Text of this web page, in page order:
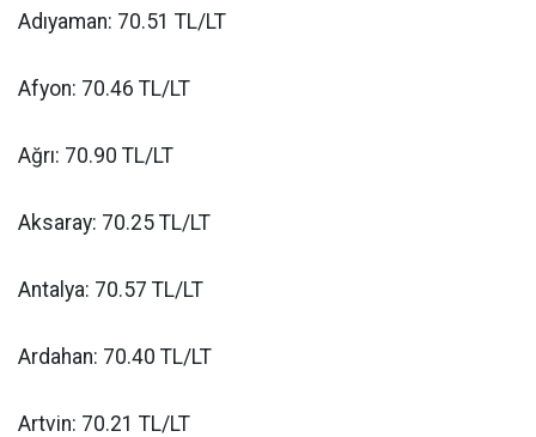
Adıyaman: 70.51 TL/LT
Afyon: 70.46 TL/LT
Ağrı: 70.90 TL/LT
Aksaray: 70.25 TL/LT
Antalya: 70.57 TL/LT
Ardahan: 70.40 TL/LT
Artvin: 70.21 TL/LT